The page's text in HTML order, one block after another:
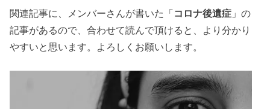
関連記事に、メンバーさんが書いた「コロナ後遺症 」の
記事があるので、合わせて読んで頂けると、より分かり
やすいと思います。よろしくお願いします。